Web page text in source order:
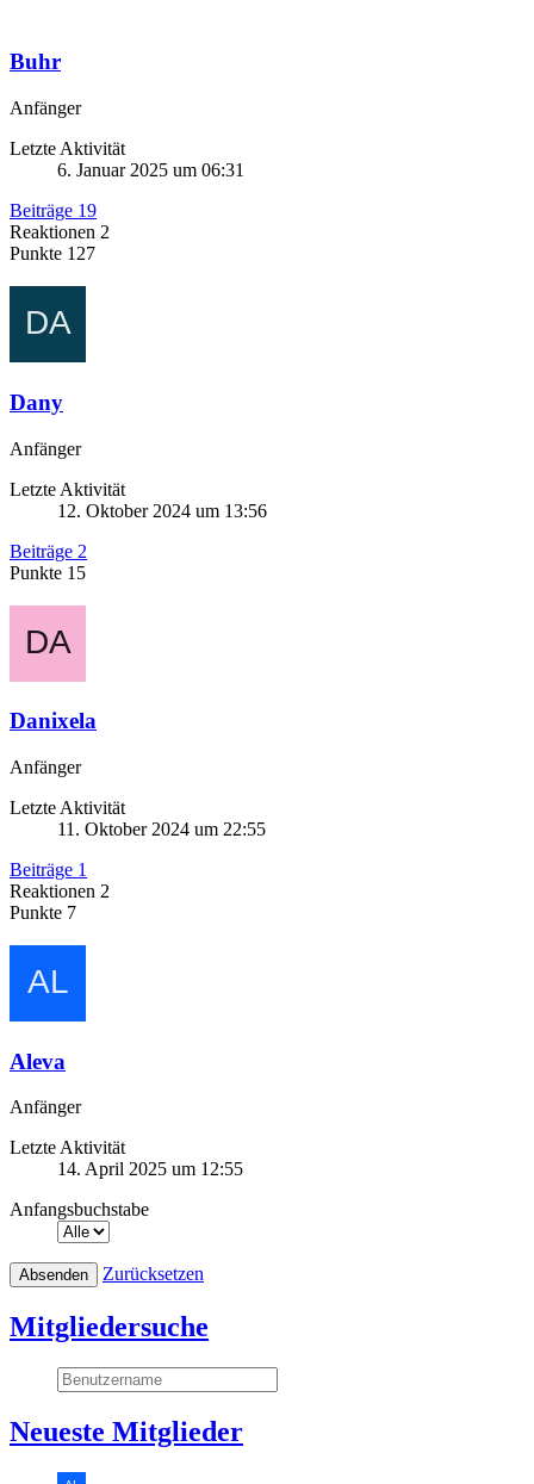
Buhr
Anfänger
Letzte Aktivität
6. Januar 2025 um 06:31
Beiträge 19
Reaktionen 2
Punkte 127
Dany
Anfänger
Letzte Aktivität
12. Oktober 2024 um 13:56
Beiträge 2
Punkte 15
Danixela
Anfänger
Letzte Aktivität
11. Oktober 2024 um 22:55
Beiträge 1
Reaktionen 2
Punkte 7
Aleva
Anfänger
Letzte Aktivität
14. April 2025 um 12:55
Anfangsbuchstabe
Zurücksetzen
Mitgliedersuche
Neueste Mitglieder